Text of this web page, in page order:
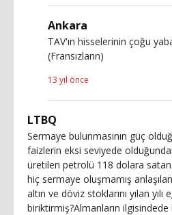
Ankara
TAV'ın hisselerinin çoğu
(Fransızların)
13 yıl önce
LTBQ
Sermaye bulunmasının güç
faizlerin eksi seviyede
üretilen petrolü 118 dolara
hiç sermaye oluşmamış
altın ve döviz stoklarını yılan
biriktirmiş?Almanların ilgisindede